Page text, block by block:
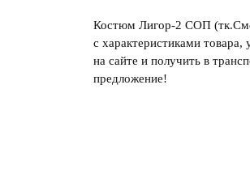
Костюм Лигор-2 СОП
с характеристиками
на сайте и получить в
предложение!